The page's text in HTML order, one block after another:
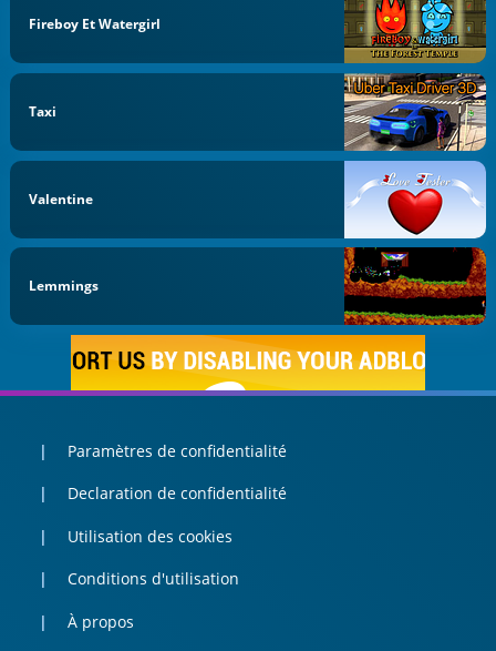
Fireboy Et Watergirl
Taxi
Valentine
Lemmings
Paramètres de confidentialité
Declaration de confidentialité
Utilisation des cookies
Conditions d'utilisation
À propos